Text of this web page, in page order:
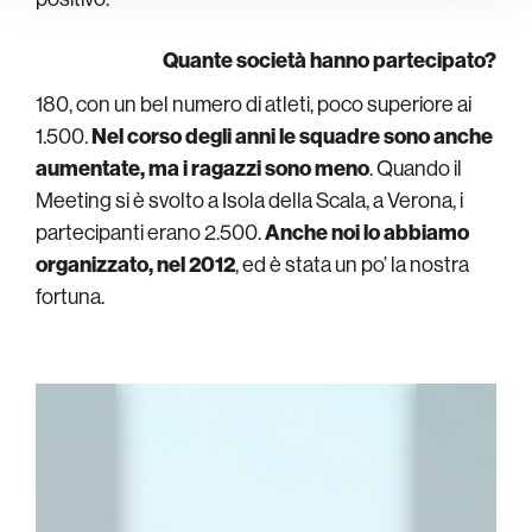
Quante società hanno partecipato?
180, con un bel numero di atleti, poco superiore ai
1.500.Nel corso degli anni le squadre sono anche
aumentate, ma i ragazzi sono meno. Quando il
Meeting si è svolto a Isola della Scala, a Verona, i
partecipanti erano 2.500.Anche noi lo abbiamo
organizzato, nel 2012, ed è stata un po’ la nostra
fortuna.